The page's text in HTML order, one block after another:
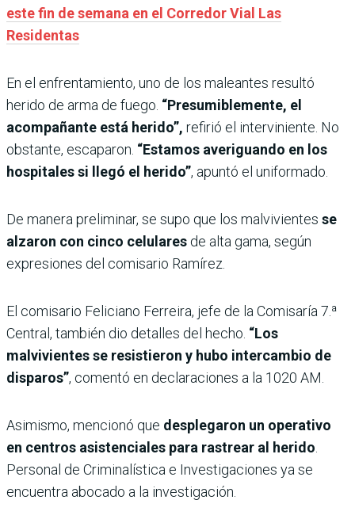
este fin de semana en el Corredor Vial Las
Residentas
En el enfrentamiento, uno de los maleantes resultó
herido de arma de fuego. “Presumiblemente, el
acompañante está herido”, refirió el interviniente. No
obstante, escaparon. “Estamos averiguando en los
hospitales si llegó el herido”, apuntó el uniformado.
De manera preliminar, se supo que los malvivientes se
alzaron con cinco celulares de alta gama, según
expresiones del comisario Ramírez.
El comisario Feliciano Ferreira, jefe de la Comisaría 7.ª
Central, también dio detalles del hecho. “Los
malvivientes se resistieron y hubo intercambio de
disparos”, comentó en declaraciones a la 1020 AM.
Asimismo, mencionó que desplegaron un operativo
en centros asistenciales para rastrear al herido
Personal de Criminalística e Investigaciones ya se
encuentra abocado a la investigación.